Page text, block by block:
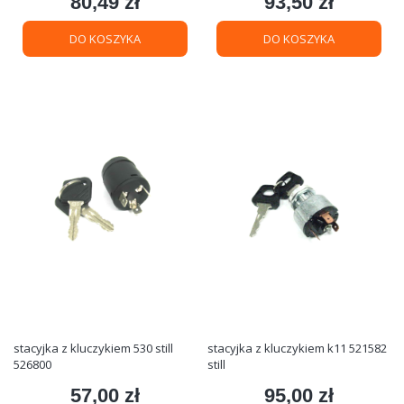
DO KOSZYKA DO KOSZYKA
stacyjka z kluczykiem 530 still
526800
Cena
57,00 zł
stacyjka z kluczykiem k11 521582
still
Cena
95,00 zł